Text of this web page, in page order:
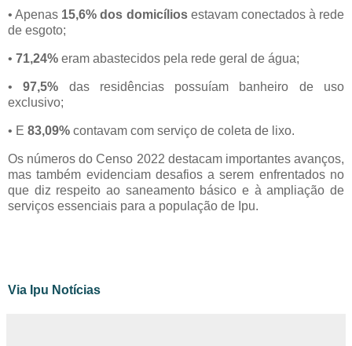
• Apenas 15,6% dos domicíliosestavam conectados à rede
de esgoto;
• 71,24% eram abastecidos pela rede geral de água;
•97,5% das residências possuíam banheiro de uso
exclusivo;
• E 83,09% contavam com serviço de coleta de lixo.
Os números do Censo 2022 destacam importantes avanços,
mas também evidenciam desafios a serem enfrentados no
que diz respeito ao saneamento básico e à ampliação de
serviços essenciais para a população de Ipu.
Via Ipu Notícias